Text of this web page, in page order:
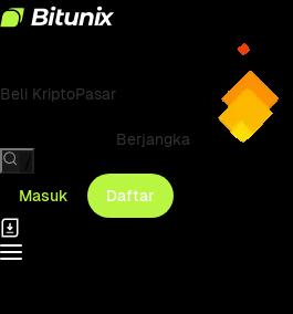
Beli KriptoPasar
Berjangka
Masuk
Daftar